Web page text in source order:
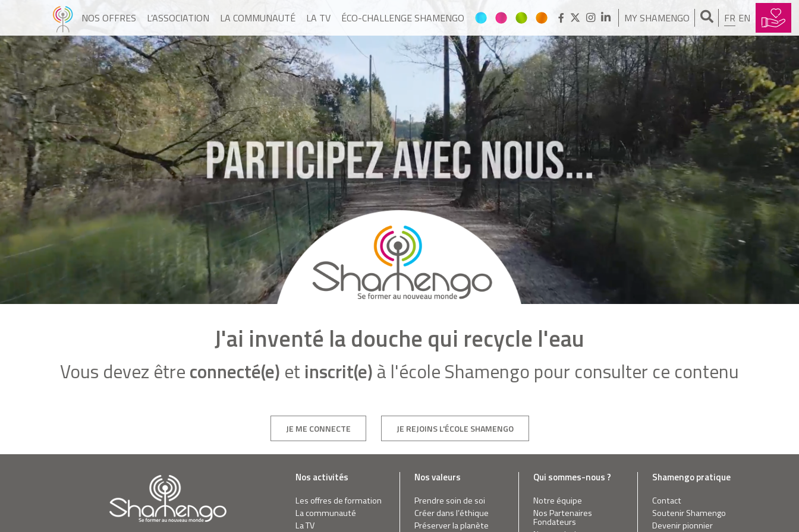
NOS OFFRES L’ASSOCIATION LA COMMUNAUTÉ LA TV ÉCO-CHALLENGE SHAMENGO MY SHAMENGO FR EN
J'ai inventé la douche qui recycle l'eau
Vous devez êtreconnecté(e) et inscrit(e)à l'école Shamengo pour consulter ce contenu
JE ME CONNECTE JE REJOINS L'ÉCOLE SHAMENGO
Nos activités
Les offres de formation
La communauté
La TV
Nos valeurs
Prendre soin de soi
Créer dans l’éthique
Préserver la planète
Qui sommes-nous ?
Notre équipe
Nos Partenaires
Fondateurs
Shamengo pratique
Contact
Soutenir Shamengo
Devenir pionnier